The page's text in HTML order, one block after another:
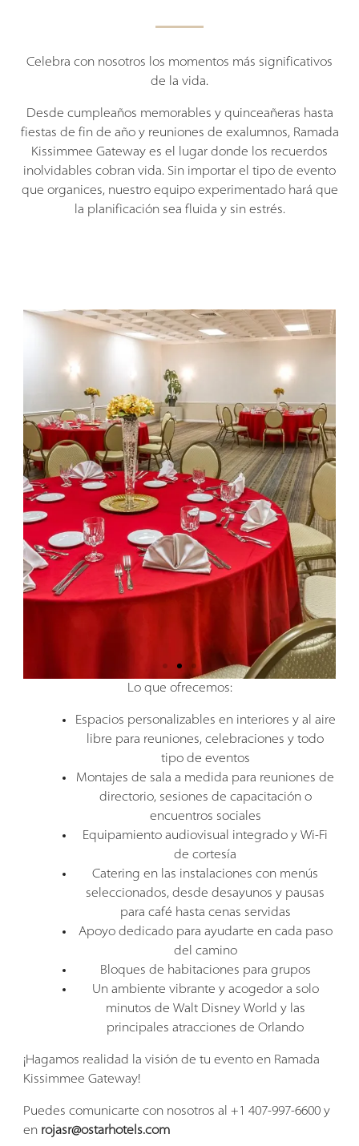
Celebra con nosotros los momentos más significativos
de la vida.
Desde cumpleaños memorables y quinceañeras hasta
fiestas de fin de año y reuniones de exalumnos, Ramada
Kissimmee Gateway es el lugar donde los recuerdos
inolvidables cobran vida. Sin importar el tipo de evento
que organices, nuestro equipo experimentado hará que
la planificación sea fluida y sin estrés.
Lo que ofrecemos:
Espacios personalizables en interiores y al aire
libre para reuniones, celebraciones y todo
tipo de eventos
Montajes de sala a medida para reuniones de
directorio, sesiones de capacitación o
encuentros sociales
Equipamiento audiovisual integrado y Wi-Fi
de cortesía
Catering en las instalaciones con menús
seleccionados, desde desayunos y pausas
para café hasta cenas servidas
Apoyo dedicado para ayudarte en cada paso
del camino
Bloques de habitaciones para grupos
Un ambiente vibrante y acogedor a solo
minutos de Walt Disney World y las
principales atracciones de Orlando
¡Hagamos realidad la visión de tu evento en Ramada
Kissimmee Gateway!
Puedes comunicarte con nosotros al +1 407-997-6600 y
en rojasr@ostarhotels.com